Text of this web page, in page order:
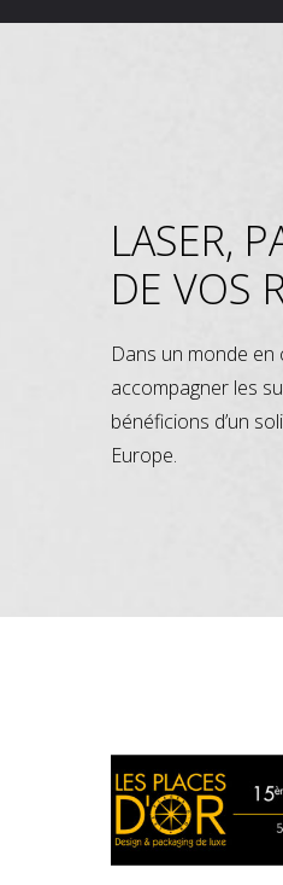
LASER,
DE VOS
Dans un monde
accompagner les
bénéficions d’un
Europe.